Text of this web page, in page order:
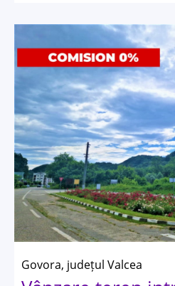
Govora, județul Valcea